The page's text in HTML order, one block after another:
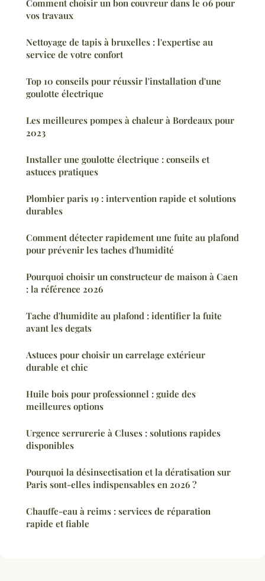
Comment choisir un bon couvreur dans le 06 pour
vos travaux
Nettoyage de tapis à bruxelles : l'expertise au
service de votre confort
Top 10 conseils pour réussir l'installation d'une
goulotte électrique
Les meilleures pompes à chaleur à Bordeaux pour
2023
Installer une goulotte électrique : conseils et
astuces pratiques
Plombier paris 19 : intervention rapide et solutions
durables
Comment détecter rapidement une fuite au plafond
pour prévenir les taches d'humidité
Pourquoi choisir un constructeur de maison à Caen
: la référence 2026
Tache d'humidite au plafond : identifier la fuite
avant les degats
Astuces pour choisir un carrelage extérieur
durable et chic
Huile bois pour professionnel : guide des
meilleures options
Urgence serrurerie à Cluses : solutions rapides
disponibles
Pourquoi la désinsectisation et la dératisation sur
Paris sont-elles indispensables en 2026 ?
Chauffe-eau à reims : services de réparation
rapide et fiable